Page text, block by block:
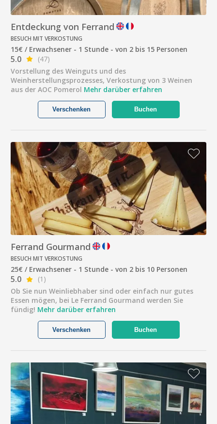
Entdeckung von Ferrand
BESUCH MIT VERKOSTUNG
15€ / Erwachsener - 1 Stunde - von 2 bis 15 Personen
5.0
(47)
Vorstellung des Weinguts und des
Weinherstellungsprozesses, Verkostung von 3 Weinen
aus der AOC Pomerol Mehr darüber erfahren
Buchen
Verschenken
Ferrand Gourmand
BESUCH MIT VERKOSTUNG
25€ / Erwachsener - 1 Stunde - von 2 bis 10 Personen
5.0
(1)
Ob Sie nun Weinliebhaber sind oder einfach nur gutes
Essen mögen, bei Le Ferrand Gourmand werden Sie
fündig! Mehr darüber erfahren
Buchen
Verschenken